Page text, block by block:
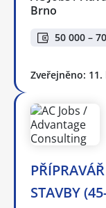
Brno
50 000 –
Zveřejněno: 11.
STAVBY